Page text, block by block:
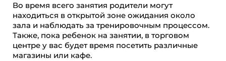
Во время всего занятия родители могут
находиться в открытой зоне ожидания около
зала и наблюдать за тренировочным процессом.
Также, пока ребенок на занятии, в торговом
центре у вас будет время посетить различные
магазины или кафе.